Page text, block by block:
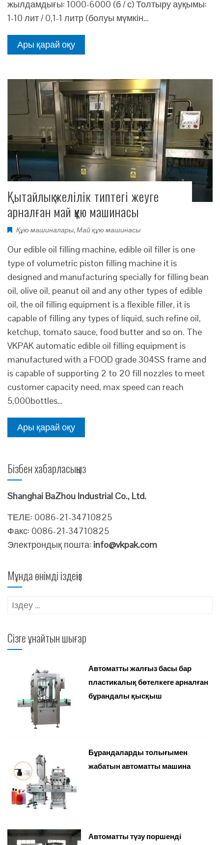
жылдамдығы: 1000-6000 (б / с) Толтыру ауқымы:
1-10 лит / 0,1-1 литр (болуы мүмкін…
Ары қарай оқу
Қытайлық желілік типтегі жеуге
арналған май құю машинасы
Құю машиналары,Май құю машинасы
Our edible oil filling machine, edible oil filler is one
type of volumetric piston filling machine it is
designed and manufacturing specially for filling bean
oil, olive oil, peanut oil and any other types of edible
oil, the oil filling equipment is a flexible filler, it is
capable of filling any types of liquid, such refine oil,
ketchup, tomato sauce, food butter and so on. The
VKPAK automatic edible oil filling equipment is
manufactured with a FOOD grade 304SS frame and
is capable of supporting 2 to 20 fill nozzles to meet
customer capacity need, max speed can reach
5,000bottles…
Ары қарай оқу
Бізбен хабарласыңыз
Shanghai BaZhou Industrial Co., Ltd.
ТЕЛЕ: 0086-21-34710825
Факс: 0086-21-34710825
Электрондық пошта: info@vkpak.com
Мұнда өнімді іздеңіз
Іздеу:
Сізге ұнайтын шығар
Автоматты жалғыз басы бар
пластикалық бөтелкеге арналған
бұрандалы қысқыш
Бұрандаларды толығымен
жабатын автоматты машина
Автоматты түзу поршенді